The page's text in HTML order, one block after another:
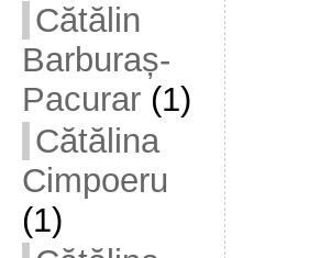
Cătălin
Barburaș-
Pacurar(1)
Cătălina
Cimpoeru
(1)